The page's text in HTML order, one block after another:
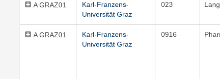
A GRAZ01
Karl-Franzens-
Universität Graz
023
A GRAZ01
Karl-Franzens-
Universität Graz
0916